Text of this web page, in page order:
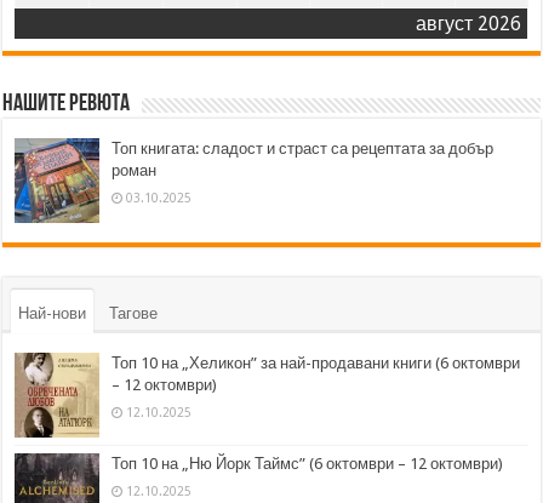
август 2026
Нашите ревюта
Топ книгата: сладост и страст са рецептата за добър
роман
03.10.2025
Най-нови Тагове
Топ 10 на „Хеликон” за най-продавани книги (6 октомври
– 12 октомври)
12.10.2025
Топ 10 на „Ню Йорк Таймс” (6 октомври – 12 октомври)
12.10.2025